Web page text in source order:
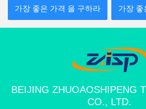
가장 좋은 가격 을 구하라
가장 좋
BEIJING ZHUOAOSHIPENG
CO., LTD.
Good day, what product are you looking for?